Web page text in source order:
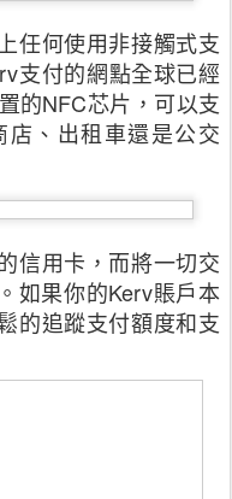
任何使用非接觸式支
支付的網點全球已經
的NFC芯片，可以支
、出租車還是公交
信用卡，而將一切交
如果你的Kerv賬戶本
的追蹤支付額度和支